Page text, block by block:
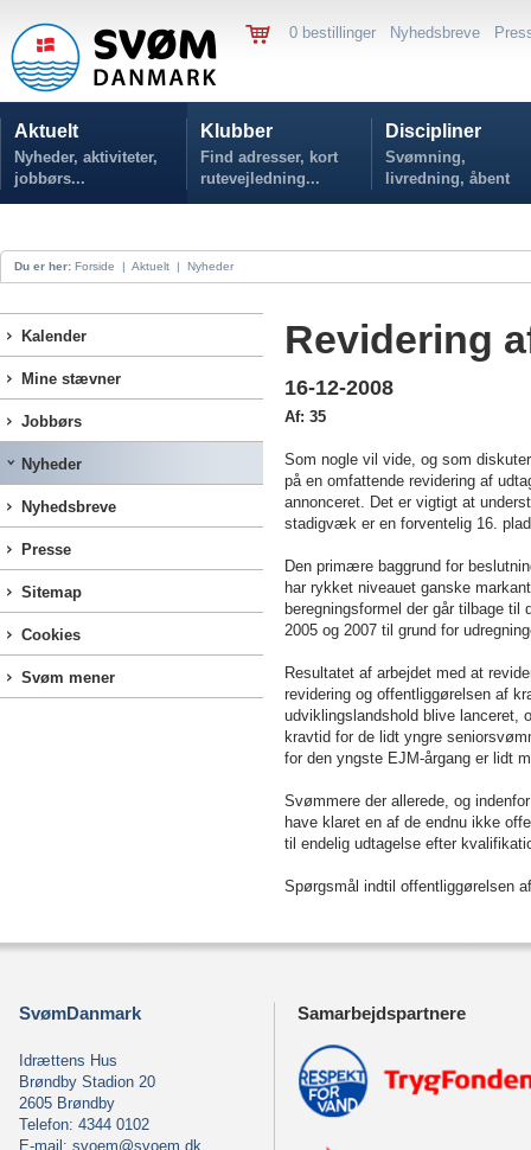
0 bestillinger Nyhedsbreve
Aktuelt
Nyheder, aktiviteter,
jobbørs...
Klubber
Find adresser, kort
rutevejledning...
Discipliner
Svømning,
livredning, åbent
vand...
Du er her: Forside | Aktuelt | Nyheder
Kalender
Mine stævner
Jobbørs
Nyheder
Nyhedsbreve
Presse
Sitemap
Cookies
Svøm mener
Revidering
16-12-2008
Af: 35
Som nogle vil vide, og som
på en omfattende revidering af
annonceret. Det er vigtigt at
stadigvæk er en forventelig 16.
Den primære baggrund for
har rykket niveauet ganske
beregningsformel der går tilbage
2005 og 2007 til grund for
Resultatet af arbejdet med at
revidering og offentliggørelsen af
udviklingslandshold blive lanceret,
kravtid for de lidt yngre
for den yngste EJM-årgang er lidt
Svømmere der allerede, og
have klaret en af de endnu ikke
til endelig udtagelse efter
Spørgsmål indtil offentliggørelsen
SvømDanmark
Idrættens Hus
Brøndby Stadion 20
2605 Brøndby
Telefon: 4344 0102
E-mail: svoem@svoem.dk
Samarbejdspartnere